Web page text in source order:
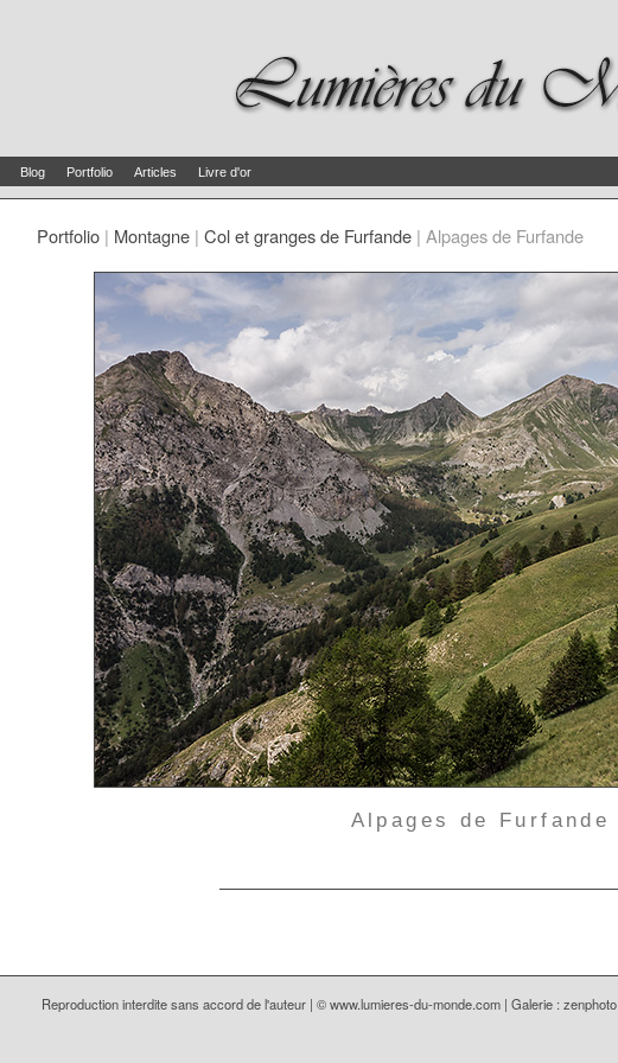
Blog Portfolio Articles Livre d'or
Portfolio | Montagne | Col et granges de Furfande | Alpages de Furfande
Alpages de Furfande
Reproduction interdite sans accord de l'auteur | ©www.lumieres-du-monde.com | Galerie : zenphoto